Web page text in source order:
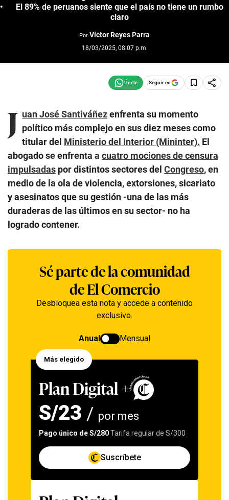
El 89% de peruanos siente que el país no tiene un rumbo
claro
Por Víctor Reyes Parra
18/03/2025, 08:07 p.m.
Seguir en
J uan José Santiváñezenfrenta su momento
político más complejo en sus diez meses como
titular del Ministerio del Interior (Mininter). El
abogado se enfrenta a cuatro mociones de censura
impulsadas por distintos sectores del Congreso, en
medio de la ola de violencia, extorsiones, sicariato
y asesinatos que su gestión -una de las más
duraderas de las últimos en su sector- no ha
logrado contener.